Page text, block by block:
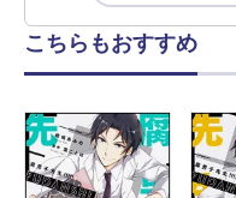
こちらもおすすめ